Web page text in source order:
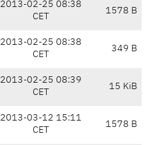
2013-02-25 08:38
CET
1578 B
2013-02-25 08:38
CET
349 B
2013-02-25 08:39
CET
15 KiB
2013-03-12 15:11
CET
1578 B